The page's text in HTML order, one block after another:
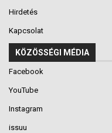
Hirdetés
Kapcsolat
KÖZÖSSÉGI MÉDIA
Facebook
YouTube
Instagram
issuu